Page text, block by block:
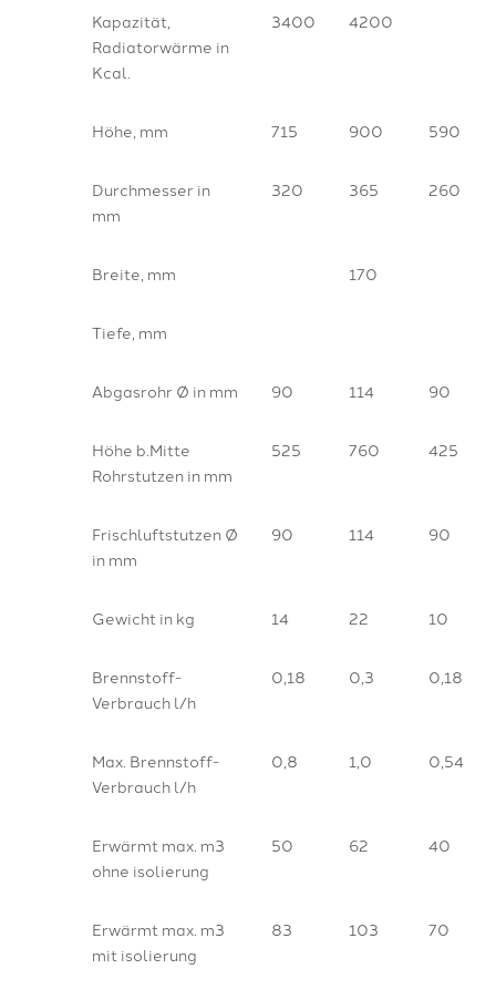
Kapazität,
Radiatorwärme in
Kcal.
3400 4200
Höhe, mm 715 900 590
Durchmesser in
mm
320 365 260
Breite, mm 170
Tiefe, mm
Abgasrohr Ø in mm 90 114 90
Höhe b.Mitte
Rohrstutzen in mm
525 760 425
Frischluftstutzen Ø
in mm
90 114 90
Gewicht in kg 14 22 10
Brennstoff-
Verbrauch l/h
0,18 0,3 0,18
Max. Brennstoff-
Verbrauch l/h
0,8 1,0 0,54
Erwärmt max. m3
ohne isolierung
50 62 40
Erwärmt max. m3
mit isolierung
83 103 70